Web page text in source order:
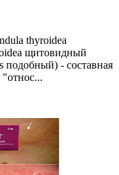
thyroidea
щитовидный
подобный) - составная